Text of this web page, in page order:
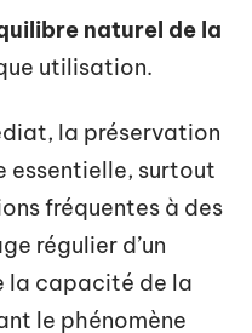
naturel de la
utilisation.
la préservation
essentielle, surtout
fréquentes à des
régulier d’un
la capacité de la
le phénomène